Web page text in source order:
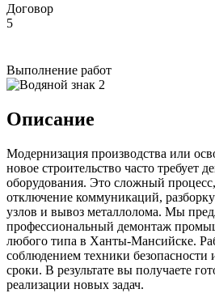
Договор
5
Выполнение работ
Описание
Модернизация производства или
новое строительство часто требует
оборудования. Это сложный
отключение коммуникаций,
узлов и вывоз металлолома. Мы
профессиональный демонтаж
любого типа в Ханты-Мансийске.
соблюдением техники безопасности
сроки. В результате вы получаете
реализации новых задач.